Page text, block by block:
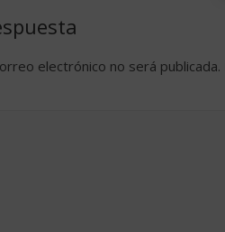
electrónico no será publicada.